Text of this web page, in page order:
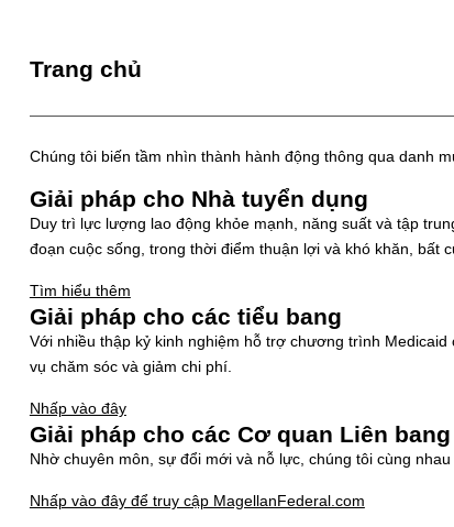
Trang chủ
Chúng tôi biến tầm nhìn thành hành động thông qua danh
Giải pháp cho Nhà tuyển dụng
Duy trì lực lượng lao động khỏe mạnh, năng suất và tập
đoạn cuộc sống, trong thời điểm thuận lợi và khó khăn, bất
Tìm hiểu thêm
Giải pháp cho các tiểu bang
Với nhiều thập kỷ kinh nghiệm hỗ trợ chương trình
vụ chăm sóc và giảm chi phí.
Nhấp vào đây
Giải pháp cho các Cơ quan Liên
Nhờ chuyên môn, sự đổi mới và nỗ lực, chúng tôi cùng
Nhấp vào đây để truy cập MagellanFederal.com